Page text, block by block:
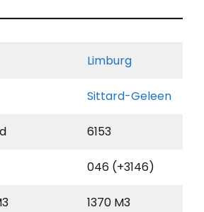
Limburg
Sittard-Geleen
6153
046 (+3146)
1370 M3